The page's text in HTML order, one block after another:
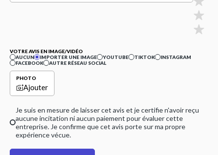
VOTRE AVIS EN IMAGE/VIDÉO
AUCUN
IMPORTER UNE IMAGE YOUTUBE TIKTOK
INSTAGRAM
FACEBOOK
AUTRE RÉSEAU SOCIAL
PHOTO
Ajouter
Je suis en mesure de laisser cet avis et je certifie n'avoir reçu
aucune incitation ni aucun paiement pour évaluer cette
entreprise. Je confirme que cet avis porte sur ma propre
expérience vécue.